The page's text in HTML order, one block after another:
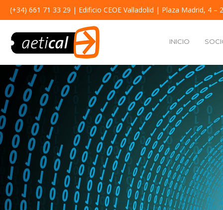
(+34) 661 71 33 29 | Edificio CEOE Valladolid | Plaza Madrid, 4 –
INICIO